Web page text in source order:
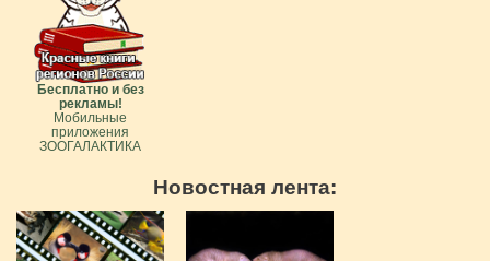
Бесплатно и без
рекламы!
Мобильные
приложения
ЗООГАЛАКТИКА
Новостная лента: